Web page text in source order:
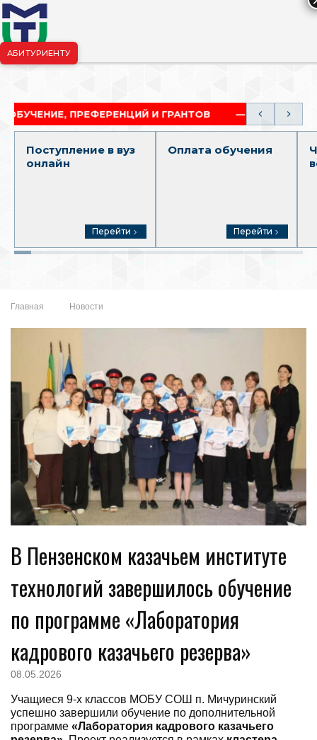
АБИТУРИЕНТУ
ПРЕФЕРЕНЦИЙ И ГРАНТОВ
Поступление в вуз
онлайн
Перейти
Оплата обучения
Перейти
Главная Новости
В Пензенском казачьем институте
технологий завершилось обучение
по программе «Лаборатория
кадрового казачьего резерва»
08.05.2026
Учащиеся 9-х классов МОБУ СОШ п. Мичуринский
успешно завершили обучение по дополнительной
программе «Лаборатория кадрового казачьего